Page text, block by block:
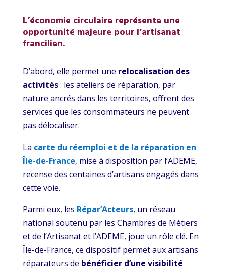
L’économie circulaire représente une
opportunité majeure pour l’artisanat
francilien.
D’abord, elle permet une relocalisation des
activités: les ateliers de réparation, par
nature ancrés dans les territoires, offrent des
services que les consommateurs ne peuvent
pas délocaliser.
La carte du réemploi et de la réparation en
Île-de-France, mise à disposition par l’ADEME,
recense des centaines d’artisans engagés dans
cette voie.
Parmi eux, les Répar’Acteurs, un réseau
national soutenu par les Chambres de Métiers
et de l’Artisanat et l’ADEME, joue un rôle clé. En
Île-de-France, ce dispositif permet aux artisans
réparateurs de bénéficier d’une visibilité